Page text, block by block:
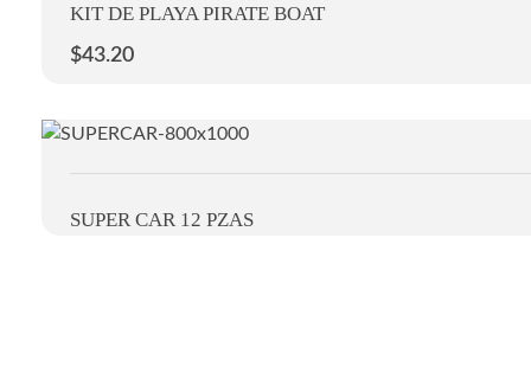
KIT DE PLAYA PIRATE BOAT
$43.20
SUPER CAR 12 PZAS